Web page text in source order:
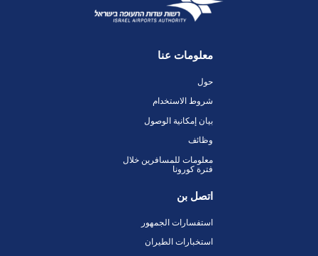
معلومات عنا
حول
شروط الاستخدام
بيان إمكانية الوصول
وظائف
معلومات للمسافرين خلال
فترة كورونا
اتصل بن
استفسارات الجمهور
استخبارات الطيران